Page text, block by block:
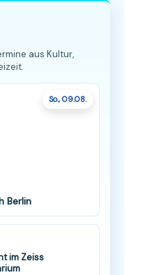
aus Kultur,
So., 09.08.
Berlin
im Zeiss